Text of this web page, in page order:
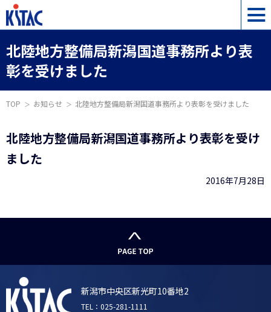
北陸地方整備局新潟国道事務所より表
彰を受けました
TOP お知らせ 北陸地方整備局新潟国道事務所より表彰を受けました
北陸地方整備局新潟国道事務所より表彰を受け
ました
2016年7月28日
新潟市中央区新光町10番地2
TEL：025-281-1111